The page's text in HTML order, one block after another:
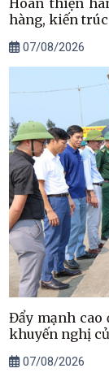
hàng, kiến
07/08/2026
Đẩy mạnh cao
khuyến nghị
07/08/2026